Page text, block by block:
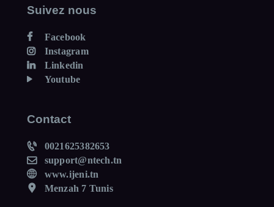
Suivez nous
Facebook
Instagram
Linkedin
Youtube
Contact
0021625382653
support@ntech.tn
www.ijeni.tn
Menzah 7 Tunis